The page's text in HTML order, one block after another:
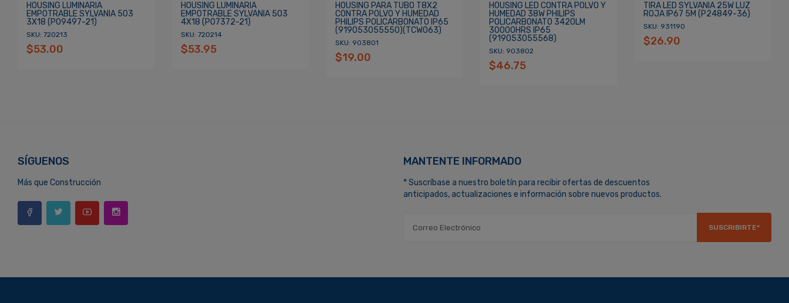
HOUSING LUMINARIA
EMPOTRABLE SYLVANIA 503
3X18 (P09497-21)
SKU: 720213
$53.00
HOUSING LUMINARIA
EMPOTRABLE SYLVANIA 503
4X18 (P07372-21)
SKU: 720214
$53.95
HOUSING PARA TUBO T8X2
CONTRA POLVO Y HUMEDAD
PHILIPS POLICARBONATO IP65
(919053055550)(TCW063)
SKU: 903801
$19.00
HOUSING LED CONTRA POLVO Y
HUMEDAD 38W PHILIPS
POLICARBONATO 3420LM
30000HRS IP65
(919053055568)
SKU: 903802
$46.75
TIRA LED SYLVANIA 25W LUZ
ROJA IP67 5M (P24849-36)
SKU: 931190
$26.90
SÍGUENOS
Más que Construcción
MANTENTE INFORMADO
* Suscríbase a nuestro boletín para recibir ofertas de descuentos
anticipados, actualizaciones e información sobre nuevos productos.
SUSCRIBIRTE*